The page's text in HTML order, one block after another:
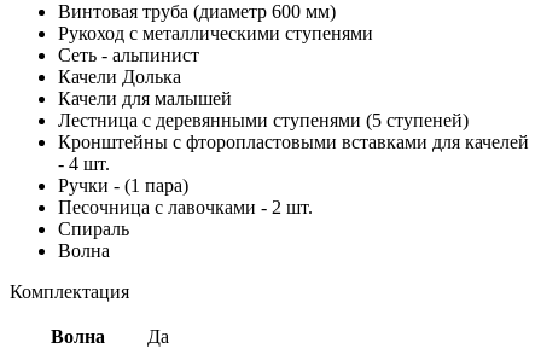
Винтовая труба (диаметр 600 мм)
Рукоход с металлическими ступенями
Сеть - альпинист
Качели Долька
Качели для малышей
Лестница с деревянными ступенями (5 ступеней)
Кронштейны с фторопластовыми вставками для качелей
- 4 шт.
Ручки - (1 пара)
Песочница с лавочками - 2 шт.
Спираль
Волна
Комплектация
Волна Да